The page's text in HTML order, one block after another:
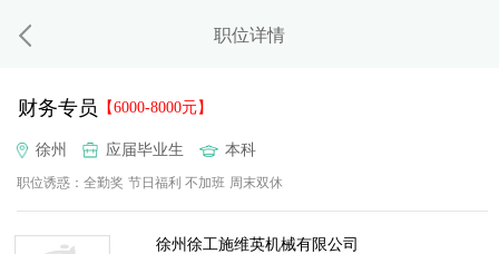
职位详情
财务专员 【6000-8000元】
徐州 应届毕业生 本科
职位诱惑：全勤奖 节日福利 不加班 周末双休
徐州徐工施维英机械有限公司